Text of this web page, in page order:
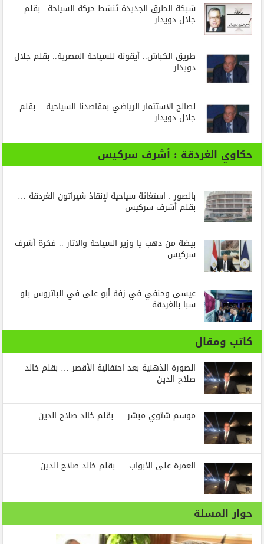
شبكة الطرق الجديدة تُنشط حركة السياحة ..بقلم
جلال دويدار
طريق الكباش.. أيقونة للسياحة المصرية.. بقلم جلال
دويدار
لصالح الاستثمار الرياضي بمقاصدنا السياحية .. بقلم
جلال دويدار
حكاوي الغردقة : أشرف سركيس
بالصور : استغاثة سياحية لإنقاذ شيراتون الغردقة …
بقلم أشرف سركيس
بيضة من دهب يا وزير السياحة والاثار .. فكرة أشرف
سركيس
عيسى وحنفي في زفة أبو على في الباتروس بلو
سبا بالغردقة
كاتب ومقال
الصورة الذهنية بعد احتفالية الأقصر … بقلم خالد
صلاح الدين
موسم شتوي مبشر … بقلم خالد صلاح الدين
العمرة على الأبواب … بقلم خالد صلاح الدين
حوار المسلة